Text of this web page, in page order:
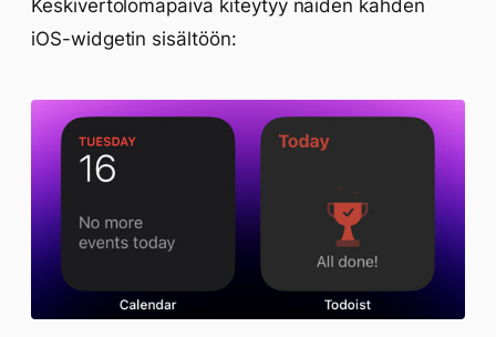
Keskivertolomapäivä kiteytyy näiden kahden
iOS-widgetin sisältöön: